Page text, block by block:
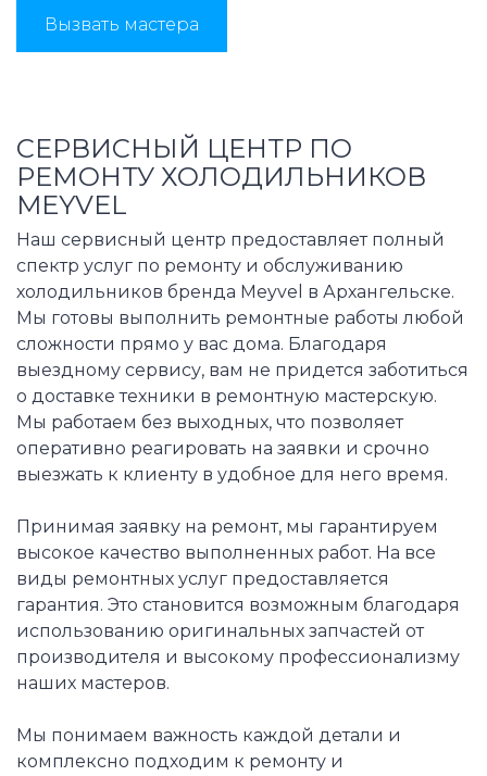
Вызвать мастера
СЕРВИСНЫЙ ЦЕНТР ПО
РЕМОНТУ ХОЛОДИЛЬНИКОВ
MEYVEL
Наш сервисный центр предоставляет полный
спектр услуг по ремонту и обслуживанию
холодильников бренда Meyvel в Архангельске.
Мы готовы выполнить ремонтные работы любой
сложности прямо у вас дома. Благодаря
выездному сервису, вам не придется заботиться
о доставке техники в ремонтную мастерскую.
Мы работаем без выходных, что позволяет
оперативно реагировать на заявки и срочно
выезжать к клиенту в удобное для него время.
Принимая заявку на ремонт, мы гарантируем
высокое качество выполненных работ. На все
виды ремонтных услуг предоставляется
гарантия. Это становится возможным благодаря
использованию оригинальных запчастей от
производителя и высокому профессионализму
наших мастеров.
Мы понимаем важность каждой детали и
комплексно подходим к ремонту и